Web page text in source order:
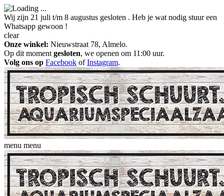
Wij zijn 21 juli t/m 8 augustus gesloten . Heb je wat nodig stuur een
Whatsapp gewoon !
clear
Onze winkel: Nieuwstraat 78, Almelo.
Op dit moment gesloten, we openen om 11:00 uur.
Volg ons op Facebook ofInstagram.
menu menu